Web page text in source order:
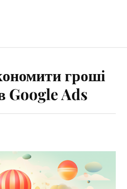
гроші
Google Ads